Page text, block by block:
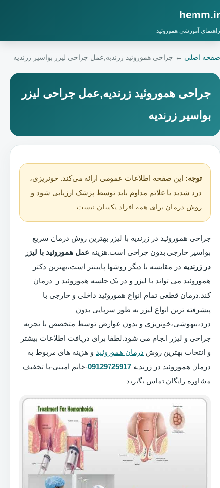
hemm.ir
راهنمای آموزشی هموروئید
صفحه اصلی ← جراحی هموروئید زرندیه,عمل جراحی لیزر بواسیر زرندیه
جراحی هموروئید زرندیه,عمل جراحی لیزر
بواسیر زرندیه
توجه: این صفحه اطلاعات عمومی ارائه می‌کند. خونریزی،
درد شدید یا علائم مداوم باید توسط پزشک ارزیابی شود و
روش درمان برای همه افراد یکسان نیست.
جراحی هموروئید در زرندیه با لیزر بهترین روش درمان سریع
بواسیر خارجی بدون جراحی است.هزینه عمل هموروئید با لیزر
در زرندیه در مقایسه با دیگر روشها پایینتر است،بهترین دکتر
هموروئید می تواند با لیزر و در یک جلسه هموروئید را درمان
کند.درمان قطعی تمام انواع هموروئید داخلی و خارجی با
پیشرفته ترین انواع لیزر به طور سرپایی بدون
درد،بیهوشی،خونریزی و بدون عوارض توسط متخصص با تجربه
جراحی و لیزر انجام می شود.لطفا برای دریافت اطلاعات بیشتر
و انتخاب بهترین روش درمان هموروئید و هزینه های مربوط به
درمان هموروئید در زرندیه 09129725917-خانم امینی-با تخفیف
مشاوره رایگان تماس بگیرید.